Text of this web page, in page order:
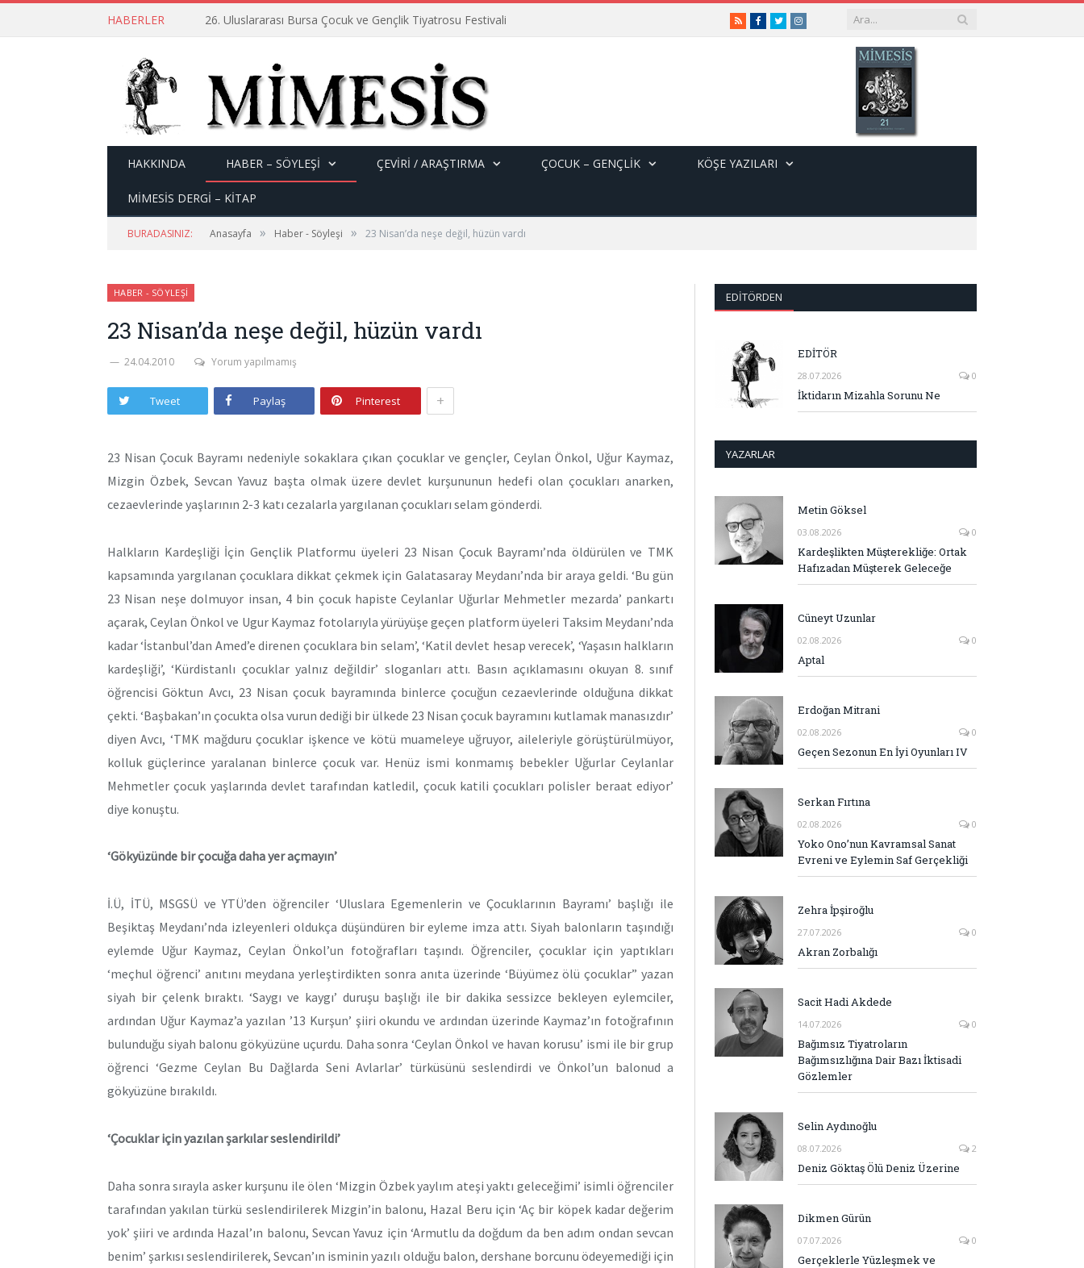
HABERLER 26. Uluslararası Bursa Çocuk ve Gençlik Tiyatrosu Festivali RSSFacebook
TwitterInstagram
HAKKINDA HABER – SÖYLEŞI ÇEVİRİ / ARAŞTIRMA ÇOCUK – GENÇLIK KÖŞE YAZILARI
MİMESİS DERGİ – KİTAP
BURADASINIZ: Anasayfa » Haber - Söyleşi » 23 Nisan’da neşe değil, hüzün vardı
HABER - SÖYLEŞI
23 Nisan’da neşe değil, hüzün vardı
24.04.2010 Yorum yapılmamış
Tweet Paylaş Pinterest +
23 Nisan Çocuk Bayramı nedeniyle sokaklara çıkan çocuklar ve gençler, Ceylan Önkol, Uğur Kaymaz,
Mizgin Özbek, Sevcan Yavuz başta olmak üzere devlet kurşununun hedefi olan çocukları anarken,
cezaevlerinde yaşlarının 2-3 katı cezalarla yargılanan çocukları selam gönderdi.
Halkların Kardeşliği İçin Gençlik Platformu üyeleri 23 Nisan Çocuk Bayramı’nda öldürülen ve TMK
kapsamında yargılanan çocuklara dikkat çekmek için Galatasaray Meydanı’nda bir araya geldi. ‘Bu gün
23 Nisan neşe dolmuyor insan, 4 bin çocuk hapiste Ceylanlar Uğurlar Mehmetler mezarda’ pankartı
açarak, Ceylan Önkol ve Ugur Kaymaz fotolarıyla yürüyüşe geçen platform üyeleri Taksim Meydanı’nda
kadar ‘İstanbul’dan Amed’e direnen çocuklara bin selam’, ‘Katil devlet hesap verecek’, ‘Yaşasın halkların
kardeşliği’, ‘Kürdistanlı çocuklar yalnız değildir’ sloganları attı. Basın açıklamasını okuyan 8. sınıf
öğrencisi Göktun Avcı, 23 Nisan çocuk bayramında binlerce çocuğun cezaevlerinde olduğuna dikkat
çekti. ‘Başbakan’ın çocukta olsa vurun dediği bir ülkede 23 Nisan çocuk bayramını kutlamak manasızdır’
diyen Avcı, ‘TMK mağduru çocuklar işkence ve kötü muameleye uğruyor, aileleriyle görüştürülmüyor,
kolluk güçlerince yaralanan binlerce çocuk var. Henüz ismi konmamış bebekler Uğurlar Ceylanlar
Mehmetler çocuk yaşlarında devlet tarafından katledil, çocuk katili çocukları polisler beraat ediyor’
diye konuştu.
‘Gökyüzünde bir çocuğa daha yer açmayın’
İ.Ü, İTÜ, MSGSÜ ve YTÜ’den öğrenciler ‘Uluslara Egemenlerin ve Çocuklarının Bayramı’ başlığı ile
Beşiktaş Meydanı’nda izleyenleri oldukça düşündüren bir eyleme imza attı. Siyah balonların taşındığı
eylemde Uğur Kaymaz, Ceylan Önkol’un fotoğrafları taşındı. Öğrenciler, çocuklar için yaptıkları
‘meçhul öğrenci’ anıtını meydana yerleştirdikten sonra anıta üzerinde ‘Büyümez ölü çocuklar” yazan
siyah bir çelenk bıraktı. ‘Saygı ve kaygı’ duruşu başlığı ile bir dakika sessizce bekleyen eylemciler,
ardından Uğur Kaymaz’a yazılan ’13 Kurşun’ şiiri okundu ve ardından üzerinde Kaymaz’ın fotoğrafının
bulunduğu siyah balonu gökyüzüne uçurdu. Daha sonra ‘Ceylan Önkol ve havan korusu’ ismi ile bir grup
öğrenci ‘Gezme Ceylan Bu Dağlarda Seni Avlarlar’ türküsünü seslendirdi ve Önkol’un balonud a
gökyüzüne bırakıldı.
‘Çocuklar için yazılan şarkılar seslendirildi’
Daha sonra sırayla asker kurşunu ile ölen ‘Mizgin Özbek yaylım ateşi yaktı geleceğimi’ isimli öğrenciler
tarafından yakılan türkü seslendirilerek Mizgin’in balonu, Hazal Beru için ‘Aç bir köpek kadar değerim
yok’ şiiri ve ardında Hazal’ın balonu, Sevcan Yavuz için ‘Armutlu da doğdum da ben adım ondan sevcan
benim’ şarkısı seslendirilerek, Sevcan’ın isminin yazılı olduğu balon, dershane borcunu ödeyemediği için
EDITÖRDEN
EDİTÖR
28.07.2026 0
İktidarın Mizahla Sorunu Ne
YAZARLAR
Metin Göksel
03.08.2026 0
Kardeşlikten Müşterekliğe: Ortak
Hafızadan Müşterek Geleceğe
Cüneyt Uzunlar
02.08.2026 0
Aptal
Erdoğan Mitrani
02.08.2026 0
Geçen Sezonun En İyi Oyunları IV
Serkan Fırtına
02.08.2026 0
Yoko Ono’nun Kavramsal Sanat
Evreni ve Eylemin Saf Gerçekliği
Zehra İpşiroğlu
27.07.2026 0
Akran Zorbalığı
Sacit Hadi Akdede
14.07.2026 0
Bağımsız Tiyatroların
Bağımsızlığına Dair Bazı İktisadi
Gözlemler
Selin Aydınoğlu
08.07.2026 2
Deniz Göktaş Ölü Deniz Üzerine
Dikmen Gürün
07.07.2026 0
Gerçeklerle Yüzleşmek ve